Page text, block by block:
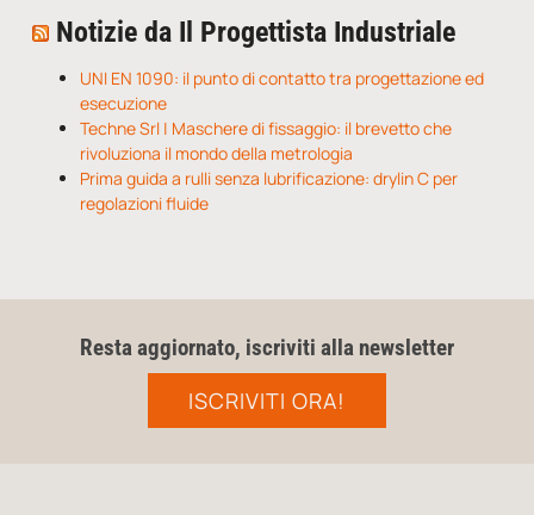
Notizie da Il Progettista Industriale
UNI EN 1090: il punto di contatto tra progettazione ed
esecuzione
Techne Srl | Maschere di fissaggio: il brevetto che
rivoluziona il mondo della metrologia
Prima guida a rulli senza lubrificazione: drylin C per
regolazioni fluide
Resta aggiornato, iscriviti alla newsletter
ISCRIVITI ORA!